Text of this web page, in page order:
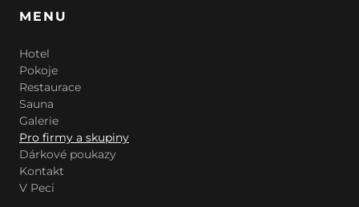
MENU
Hotel
Pokoje
Restaurace
Sauna
Galerie
Pro firmy a skupiny
Dárkové poukazy
Kontakt
V Peci